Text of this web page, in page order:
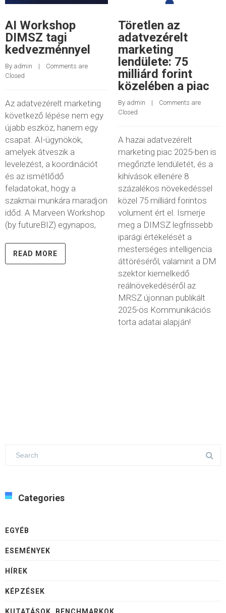
AI Workshop
DIMSZ tagi
kedvezménnyel
By admin
    |
Comments are
Closed
Az adatvezérelt marketing
következő lépése nem egy
újabb eszköz, hanem egy
csapat. AI-ügynökök,
amelyek átveszik a
levelezést, a koordinációt
és az ismétlődő
feladatokat, hogy a
szakmai munkára maradjon
időd. A Marveen Workshop
(by futureBIZ) egynapos,
READ MORE
Töretlen az
adatvezérelt
marketing
lendülete: 75
milliárd forint
közelében a piac
By admin
    |
Comments are
Closed
A hazai adatvezérelt
marketing piac 2025-ben is
megőrizte lendületét, és a
kihívások ellenére 8
százalékos növekedéssel
közel 75 milliárd forintos
volument ért el. Ismerje
meg a DIMSZ legfrissebb
iparági értékelését a
mesterséges intelligencia
áttöréséről, valamint a DM
szektor kiemelkedő
reálnövekedéséről az
MRSZ újonnan publikált
2025-ös Kommunikációs
torta adatai alapján!
Categories
EGYÉB
ESEMÉNYEK
HÍREK
KÉPZÉSEK